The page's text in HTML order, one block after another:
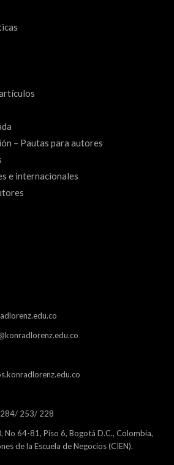
– Pautas para autores
e internacionales
253/ 228
No 64-81, Piso 6, Bogotá D.C., Colombia,
de la Escuela de Negocios (CIEN).